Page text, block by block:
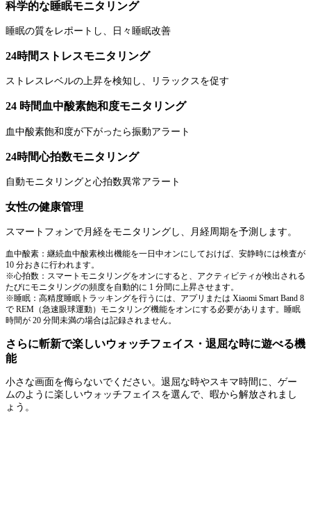
科学的な睡眠モニタリング
睡眠の質をレポートし、日々睡眠改善
24時間ストレスモニタリング
ストレスレベルの上昇を検知し、リラックスを促す
24 時間血中酸素飽和度モニタリング
血中酸素飽和度が下がったら振動アラート
24時間心拍数モニタリング
自動モニタリングと心拍数異常アラート
女性の健康管理
スマートフォンで月経をモニタリングし、月経周期を予測します。
血中酸素：継続血中酸素検出機能を一日中オンにしておけば、安静時には検査が
10 分おきに行われます。
※心拍数：スマートモニタリングをオンにすると、アクティビティが検出される
たびにモニタリングの頻度を自動的に 1 分間に上昇させます。
※睡眠：高精度睡眠トラッキングを行うには、アプリまたは Xiaomi Smart Band 8
で REM（急速眼球運動）モニタリング機能をオンにする必要があります。睡眠
時間が 20 分間未満の場合は記録されません。
さらに斬新で楽しいウォッチフェイス・退屈な時に遊べる機
能
小さな画面を侮らないでください。退屈な時やスキマ時間に、ゲー
ムのように楽しいウォッチフェイスを選んで、暇から解放されまし
ょう。